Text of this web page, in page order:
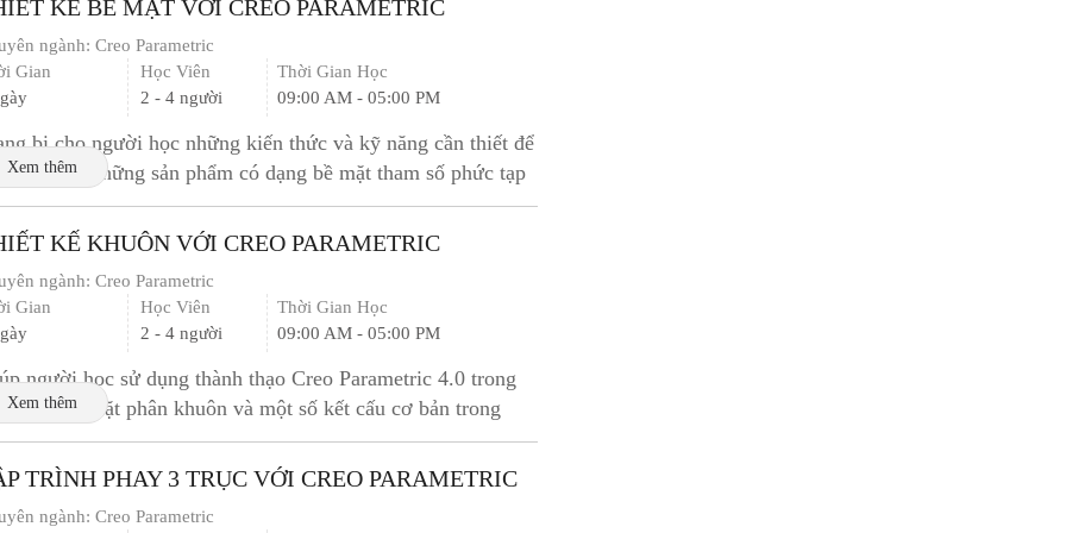
KẾ BỀ MẶT VỚI CREO PARAMETRIC
ngành:Creo Parametric
Gian
Học Viên
2 - 4 người
Thời Gian Học
09:00 AM - 05:00 PM
bị cho người học những kiến thức và kỹ năng cần thiết để
hình hóa những sản phẩm có dạng bề mặt tham số phức tạp
Xem thêm
KẾ KHUÔN VỚI CREO PARAMETRIC
ngành:Creo Parametric
Gian
Học Viên
2 - 4 người
Thời Gian Học
09:00 AM - 05:00 PM
người học sử dụng thành thạo Creo Parametric 4.0 trong
thiết kế mặt phân khuôn và một số kết cấu cơ bản trong
như hệ thống đường nước, hệ...
Xem thêm
TRÌNH PHAY 3 TRỤC VỚI CREO PARAMETRIC
ngành:Creo Parametric